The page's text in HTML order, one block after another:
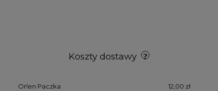
Koszty dostawy
Orlen Paczka 12,00 zł